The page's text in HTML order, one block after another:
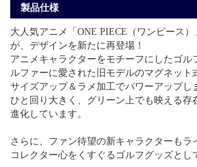
製品仕様
大人気アニメ「ONE PIECE（ワンピース
が、デザインを新たに再登場！
アニメキャラクターをモチーフにしたゴル
ルファーに愛された旧モデルのマグネット
サイズアップ＆ラメ加工でパワーアップし
ひと回り大きく、グリーン上でも映える存
進化しています。
さらに、ファン待望の新キャラクターもラ
コレクター心をくすぐるゴルフグッズとし